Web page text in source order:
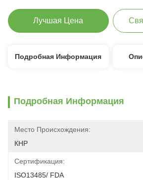
Лучшая Цена
Подробная Информация
Подробная Информация
Место Происхождения:
КНР
Сертификация:
ISO13485/ FDA